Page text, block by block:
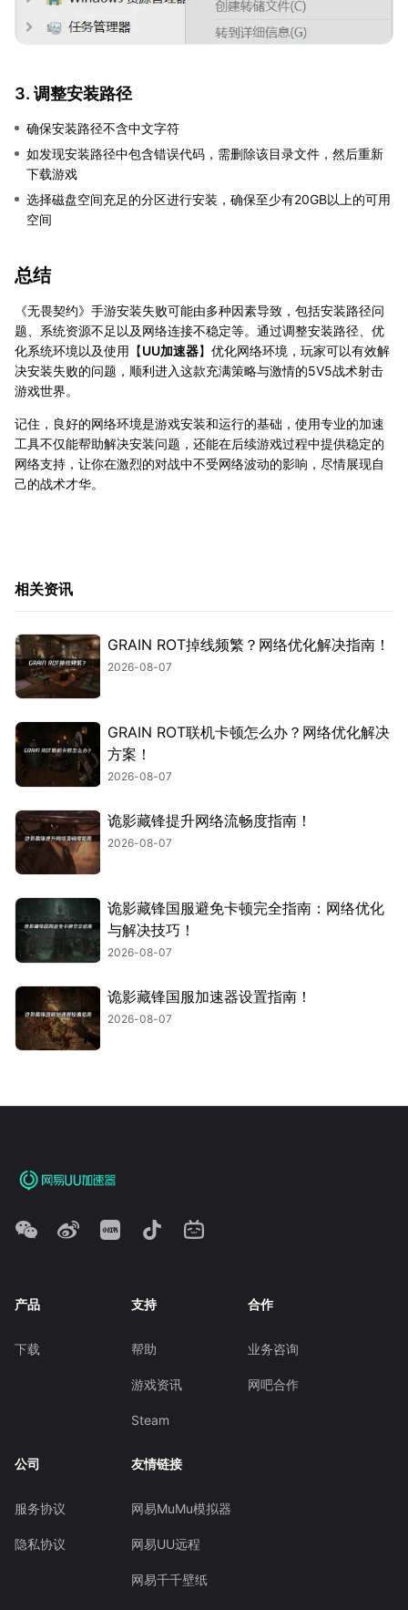
3. 调整安装路径
确保安装路径不含中文字符
如发现安装路径中包含错误代码，需删除该目录文件，然后重新
下载游戏
选择磁盘空间充足的分区进行安装，确保至少有20GB以上的可用
空间
总结
《无畏契约》手游安装失败可能由多种因素导致，包括安装路径问
题、系统资源不足以及网络连接不稳定等。通过调整安装路径、优
化系统环境以及使用【UU加速器】优化网络环境，玩家可以有效解
决安装失败的问题，顺利进入这款充满策略与激情的5V5战术射击
游戏世界。
记住，良好的网络环境是游戏安装和运行的基础，使用专业的加速
工具不仅能帮助解决安装问题，还能在后续游戏过程中提供稳定的
网络支持，让你在激烈的对战中不受网络波动的影响，尽情展现自
己的战术才华。
相关资讯
GRAIN ROT掉线频繁？网络优化解决指南！
2026-08-07
GRAIN ROT联机卡顿怎么办？网络优化解决
方案！
2026-08-07
诡影藏锋提升网络流畅度指南！
2026-08-07
诡影藏锋国服避免卡顿完全指南：网络优化
与解决技巧！
2026-08-07
诡影藏锋国服加速器设置指南！
2026-08-07
产品
下载
支持
帮助
游戏资讯
Steam
合作
业务咨询
网吧合作
公司
服务协议
隐私协议
友情链接
网易MuMu模拟器
网易UU远程
网易千千壁纸